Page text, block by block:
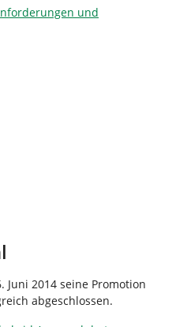
und
Juni 2014 seine Promotion
abgeschlossen.